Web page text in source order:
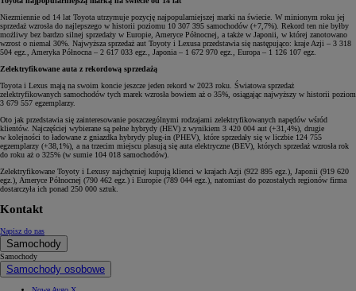
Niezmiennie od 14 lat Toyota utrzymuje pozycję najpopularniejszej marki na świecie. W minionym roku jej
sprzedaż wzrosła do najlepszego w historii poziomu 10 307 395 samochodów (+7,7%). Rekord ten nie byłby
możliwy bez bardzo silnej sprzedaży w Europie, Ameryce Północnej, a także w Japonii, w której zanotowano
wzrost o niemal 30%. Najwyższa sprzedaż aut Toyoty i Lexusa przedstawia się następująco: kraje Azji – 3 318
504 egz., Ameryka Północna – 2 617 033 egz., Japonia – 1 672 970 egz., Europa – 1 126 107 egz.
Zelektryfikowane auta z rekordową sprzedażą
Toyota i Lexus mają na swoim koncie jeszcze jeden rekord w 2023 roku. Światowa sprzedaż
zelektryfikowanych samochodów tych marek wzrosła bowiem aż o 35%, osiągając najwyższy w historii poziom
3 679 557 egzemplarzy.
Oto jak przedstawia się zainteresowanie poszczególnymi rodzajami zelektryfikowanych napędów wśród
klientów. Najczęściej wybierane są pełne hybrydy (HEV) z wynikiem 3 420 004 aut (+31,4%), drugie
w kolejności to ładowane z gniazdka hybrydy plug-in (PHEV), które sprzedały się w liczbie 124 755
egzemplarzy (+38,1%), a na trzecim miejscu plasują się auta elektryczne (BEV), których sprzedaż wzrosła rok
do roku aż o 325% (w sumie 104 018 samochodów).
Zelektryfikowane Toyoty i Lexusy najchętniej kupują klienci w krajach Azji (922 895 egz.), Japonii (919 620
egz.), Ameryce Północnej (790 462 egz.) i Europie (789 044 egz.), natomiast do pozostałych regionów firma
dostarczyła ich ponad 250 000 sztuk.
Kontakt
Napisz do nas
Samochody
Samochody
Samochody osobowe